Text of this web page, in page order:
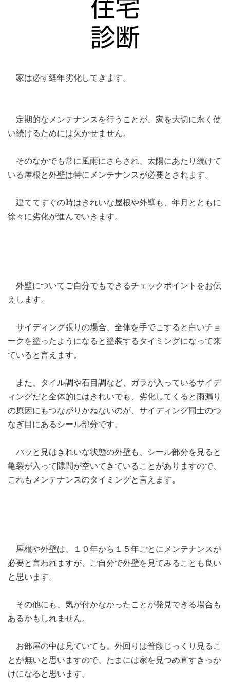
家は必ず経年劣化してきます。
定期的なメンテナンスを行うことが、家を大切に永く使
い続けるためには欠かせません。
そのなかでも常に風雨にさらされ、太陽にあたり続けて
いる屋根と外壁は特にメンテナンスが必要とされます。
建ててすぐの時はきれいな屋根や外壁も、年月とともに
徐々に劣化が進んでいきます。
外壁についてご自分でもできるチェックポイントをお伝
えします。
サイディング張りの場合、全体を手でこすると白いチョ
ークを塗ったようになると塗装するタイミングになって来
ていると言えます。
また、タイル調や石目調など、ガラが入っているサイデ
ィングだと全体的にはきれいでも、劣化してくると雨漏り
の原因にもつながりかねないのが、サイディング同士のつ
なぎ目にあるシール部分です。
パッと見はきれいな状態の外壁も、シール部分を見ると
亀裂が入って隙間が空いてきていることがありますので、
これもメンテナンスのタイミングと言えます。
屋根や外壁は、１０年から１５年ごとにメンテナンスが
必要と言われますが、ご自分で外壁を見てみることも良い
と思います。
その他にも、気が付かなかったことが発見できる場合も
あるかもしれません。
お部屋の中は見ていても。外回りは普段じっくり見るこ
とが無いと思いますので、たまには家を見つめ直すきっか
けになると思います。